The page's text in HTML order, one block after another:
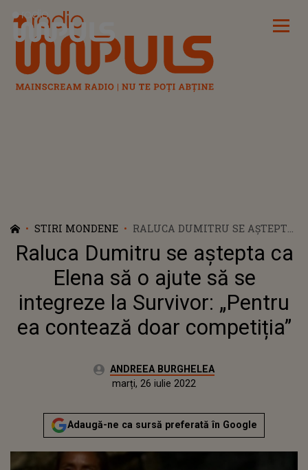
Radio Impuls
STIRI MONDENE
RALUCA DUMITRU SE AȘTEPTA
CA ELENA SĂ O AJUTE SĂ SE
INTEGREZE LA SURVIVOR:
„PENTRU EA CONTEAZĂ DOAR
COMPETIȚIA”
Raluca Dumitru se aștepta ca
Elena să o ajute să se
integreze la Survivor: „Pentru
ea contează doar competiția”
Autor:ANDREEA BURGHELEA
Actualizat:
marți, 26 iulie 2022
Adaugă-ne ca sursă preferată în Google